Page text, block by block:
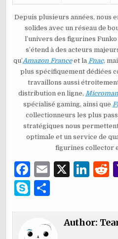
Depuis plusieurs années, nous
solides avec un réseau de
l’univers des figurines
s’étend à des acteurs
qu’Amazon Franceet la Fnac,
plus spécifiquement dédiées
travaillons aussi
distribution en ligne,
spécialisé gaming, ainsi que
collectionneurs les plus
stratégiques nous
optimale et un service de
figurines collector
F
a
c
e
b
E
l
X
Li
e
S
taAuthor: